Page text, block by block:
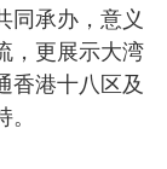
同承办，意义
，更展示大湾
香港十八区及